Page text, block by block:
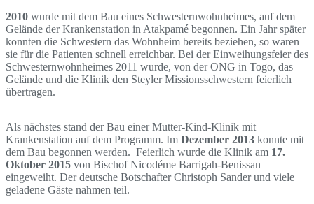
2010 wurde mit dem Bau eines Schwesternwohnheimes, auf dem
Gelände der Krankenstation in Atakpamé begonnen. Ein Jahr später
konnten die Schwestern das Wohnheim bereits beziehen, so waren
sie für die Patienten schnell erreichbar. Bei der Einweihungsfeier des
Schwesternwohnheimes 2011 wurde, von der ONG in Togo, das
Gelände und die Klinik den Steyler Missionsschwestern feierlich
übertragen.
Als nächstes stand der Bau einer Mutter-Kind-Klinik mit
Krankenstation auf dem Programm. Im Dezember 2013 konnte mit
dem Bau begonnen werden. Feierlich wurde die Klinik am 17.
Oktober 2015 von Bischof Nicodéme Barrigah-Benissan
eingeweiht. Der deutsche Botschafter Christoph Sander und viele
geladene Gäste nahmen teil.